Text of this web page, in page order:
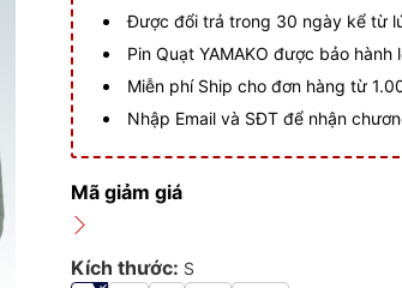
Được đổi trả trong 30 ngày kể từ
Pin Quạt YAMAKO được bảo hành
Miễn phí Ship cho đơn hàng từ
Nhập Email và SĐT để nhận
Mã giảm giá
Kích thước: S